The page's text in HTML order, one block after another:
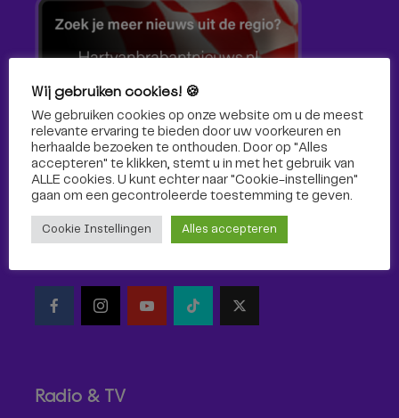
Volg ons!
Volg Omroep Tilburg niet alleen hier, maar ook via social
Radio & TV
Wij gebruiken cookies! 🍪
We gebruiken cookies op onze website om u de meest
relevante ervaring te bieden door uw voorkeuren en
herhaalde bezoeken te onthouden. Door op "Alles
accepteren" te klikken, stemt u in met het gebruik van
ALLE cookies. U kunt echter naar "Cookie-instellingen"
gaan om een ​​gecontroleerde toestemming te geven.
Cookie Instellingen Alles accepteren